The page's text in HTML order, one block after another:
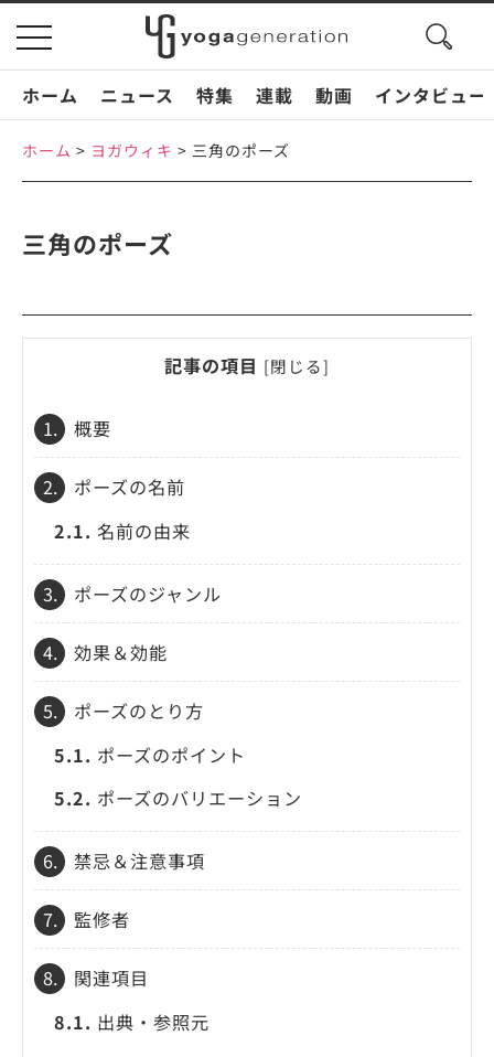
toggle
navigation
search
ホーム
ニュース 特集 連載 動画 インタビュー
ホーム > ヨガウィキ > 三角のポーズ
三角のポーズ
記事の項目 [閉じる]
1. 概要
2.
ポーズの名前
2.1. 名前の由来
3. ポーズのジャンル
4. 効果＆効能
5.
ポーズのとり方
5.1. ポーズのポイント
5.2. ポーズのバリエーション
6. 禁忌＆注意事項
7. 監修者
8.
関連項目
8.1. 出典・参照元